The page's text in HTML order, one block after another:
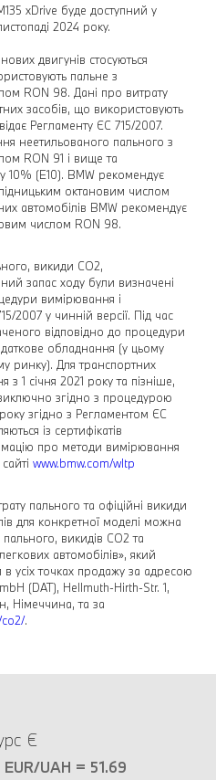
xDrive буде доступний у
2024 року.
двигунів стосуються
пальне з
RON 98. Дані про витрату
засобів, що використовують
Регламенту ЄС 715/2007.
неетильованого пального з
RON 91 і вище та
10% (E10). BMW рекомендує
октановим числом
автомобілів BMW рекомендує
числом RON 98.
викиди CO2,
запас ходу були визначені
вимірювання і
2007 у чинній версії. Під час
відповідно до процедури
обладнання (у цьому
ринку). Для транспортних
з 1 січня 2021 року та пізніше,
згідно з процедурою
згідно з Регламентом ЄС
із сертифікатів
про методи вимірювання
www.bmw.com/wltp
пального та офіційні викиди
для конкретної моделі можна
викидів CO2 та
автомобілів», який
усіх точках продажу за адресою
(DAT), Hellmuth-Hirth-Str. 1,
Німеччина, та за
.
€
UAH = 51.69